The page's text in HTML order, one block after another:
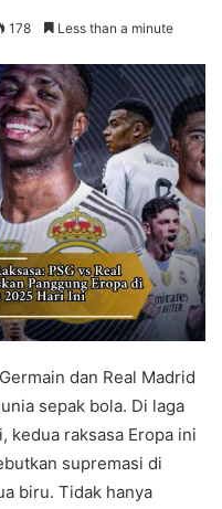
178 Less than a minute
dan Real Madrid
sepak bola. Di laga
kedua raksasa Eropa ini
supremasi di
biru. Tidak hanya